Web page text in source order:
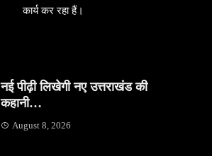
कार्य कर रहा हैं।
नई पीढ़ी लिखेगी नए उत्तराखंड की
कहानी…
August 8, 2026